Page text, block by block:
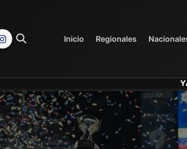
Inicio Regionales
YATVO...